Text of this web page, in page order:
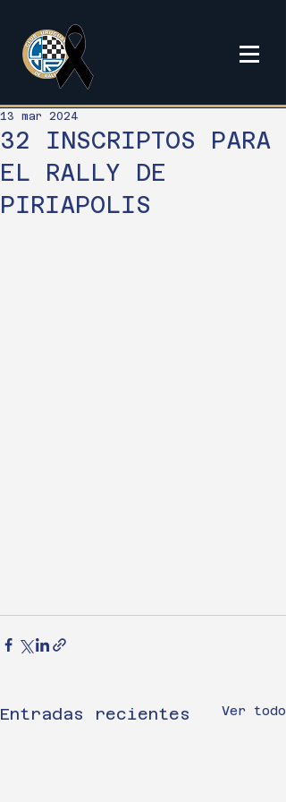
32 INSCRIPTOS PARA
EL RALLY DE
PIRIAPOLIS
13 mar 2024
Entradas recientes Ver todo